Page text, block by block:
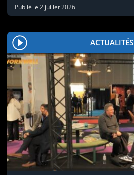
Publié le 2 juillet 2026
ACTUALITÉS